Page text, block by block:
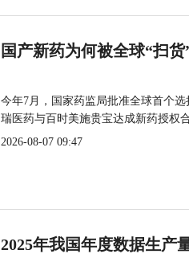
国产新药为何被全球“扫货
今年7月，国家药监局批准全球首个
瑞医药与百时美施贵宝达成新药授权
2026-08-07 09:47
2025年我国年度数据生产